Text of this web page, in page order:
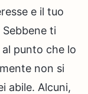
e il tuo
ti
punto che lo
non si
abile. Alcuni,